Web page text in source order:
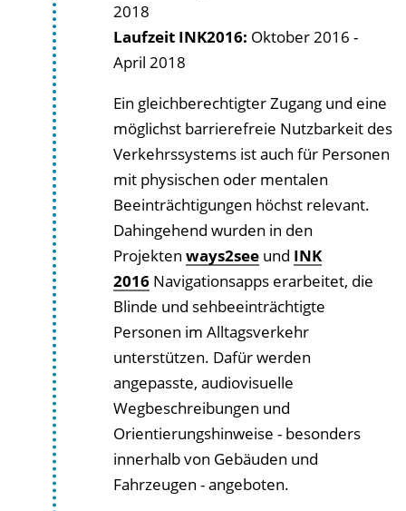
2018
Laufzeit INK2016: Oktober 2016 -
April 2018
Ein gleichberechtigter Zugang und eine
möglichst barrierefreie Nutzbarkeit des
Verkehrssystems ist auch für Personen
mit physischen oder mentalen
Beeinträchtigungen höchst relevant.
Dahingehend wurden in den
Projekten ways2see und INK
2016 Navigationsapps erarbeitet, die
Blinde und sehbeeinträchtigte
Personen im Alltagsverkehr
unterstützen. Dafür werden
angepasste, audiovisuelle
Wegbeschreibungen und
Orientierungshinweise - besonders
innerhalb von Gebäuden und
Fahrzeugen - angeboten.